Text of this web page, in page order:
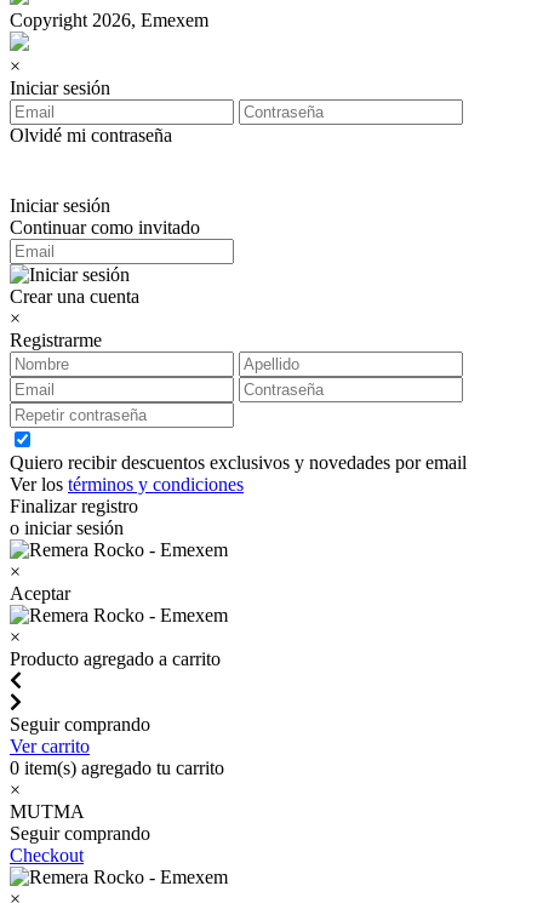
Copyright 2026, Emexem
×
Iniciar sesión
Olvidé mi contraseña
Iniciar sesión
Continuar como invitado
Crear una cuenta
×
Registrarme
Quiero recibir descuentos exclusivos y novedades por email
Ver los términos y condiciones
Finalizar registro
o iniciar sesión
×
Aceptar
×
Producto agregado a carrito
Seguir comprando
Ver carrito
0 item(s) agregado tu carrito
×
MUTMA
Seguir comprando
Checkout
×